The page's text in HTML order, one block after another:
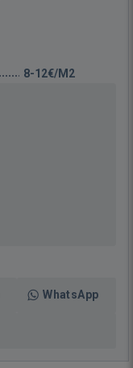
8-12€/M2
WhatsApp